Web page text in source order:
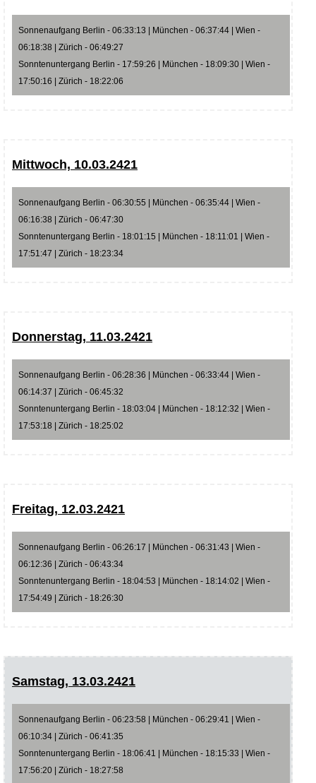
Sonnenaufgang Berlin - 06:33:13 | München - 06:37:44 | Wien -
06:18:38 | Zürich - 06:49:27
Sonntenuntergang Berlin - 17:59:26 | München - 18:09:30 | Wien -
17:50:16 | Zürich - 18:22:06
Mittwoch, 10.03.2421
Sonnenaufgang Berlin - 06:30:55 | München - 06:35:44 | Wien -
06:16:38 | Zürich - 06:47:30
Sonntenuntergang Berlin - 18:01:15 | München - 18:11:01 | Wien -
17:51:47 | Zürich - 18:23:34
Donnerstag, 11.03.2421
Sonnenaufgang Berlin - 06:28:36 | München - 06:33:44 | Wien -
06:14:37 | Zürich - 06:45:32
Sonntenuntergang Berlin - 18:03:04 | München - 18:12:32 | Wien -
17:53:18 | Zürich - 18:25:02
Freitag, 12.03.2421
Sonnenaufgang Berlin - 06:26:17 | München - 06:31:43 | Wien -
06:12:36 | Zürich - 06:43:34
Sonntenuntergang Berlin - 18:04:53 | München - 18:14:02 | Wien -
17:54:49 | Zürich - 18:26:30
Samstag, 13.03.2421
Sonnenaufgang Berlin - 06:23:58 | München - 06:29:41 | Wien -
06:10:34 | Zürich - 06:41:35
Sonntenuntergang Berlin - 18:06:41 | München - 18:15:33 | Wien -
17:56:20 | Zürich - 18:27:58